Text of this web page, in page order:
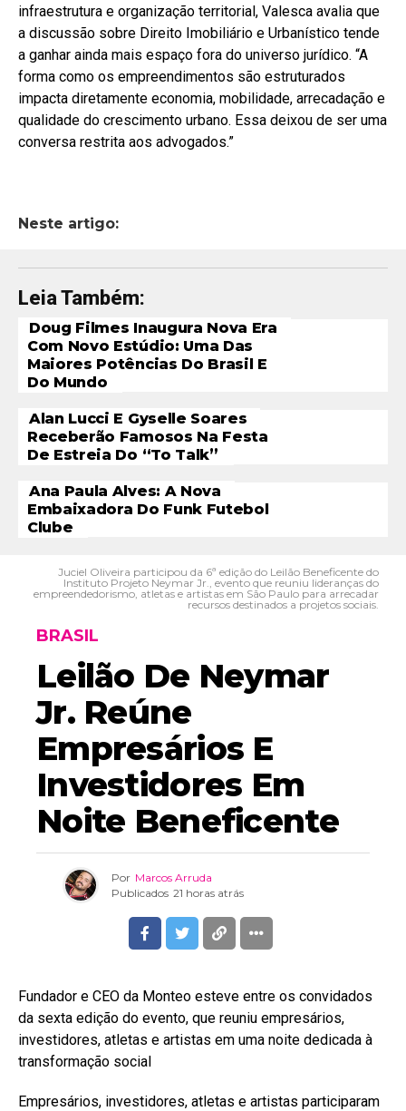
infraestrutura e organização territorial, Valesca avalia que
a discussão sobre Direito Imobiliário e Urbanístico tende
a ganhar ainda mais espaço fora do universo jurídico. “A
forma como os empreendimentos são estruturados
impacta diretamente economia, mobilidade, arrecadação e
qualidade do crescimento urbano. Essa deixou de ser uma
conversa restrita aos advogados.”
Neste artigo:
Leia Também:
Doug Filmes Inaugura Nova Era
Com Novo Estúdio: Uma Das
Maiores Potências Do Brasil E
Do Mundo
Alan Lucci E Gyselle Soares
Receberão Famosos Na Festa
De Estreia Do “To Talk”
Ana Paula Alves: A Nova
Embaixadora Do Funk Futebol
Clube
Juciel Oliveira participou da 6ª edição do Leilão Beneficente do
Instituto Projeto Neymar Jr., evento que reuniu lideranças do
empreendedorismo, atletas e artistas em São Paulo para arrecadar
recursos destinados a projetos sociais.
BRASIL
Leilão De Neymar
Jr. Reúne
Empresários E
Investidores Em
Noite Beneficente
Por Marcos Arruda
Publicados 21 horas atrás
Fundador e CEO da Monteo esteve entre os convidados
da sexta edição do evento, que reuniu empresários,
investidores, atletas e artistas em uma noite dedicada à
transformação social
Empresários, investidores, atletas e artistas participaram